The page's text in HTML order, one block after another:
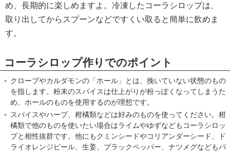
め、長期的に楽しめますよ。冷凍したコーラシロップは、
取り出してからスプーンなどですくい取ると簡単に飲めま
す。
コーラシロップ作りでのポイント
クローブやカルダモンの「ホール」とは、挽いていない状態のもの
を指します。粉末のスパイスは仕上がりが粉っぽくなってしまうた
め、ホールのものを使用するのが理想です。
スパイスやハーブ、柑橘類などは好みのものを使ってください。柑
橘類で他のものを使いたい場合はライムやゆずなどもコーラシロッ
プと相性抜群です。他にもクミンシードやコリアンダーシード、ド
ライオレンジピール、生姜、ブラックペッパー、ナツメグなどもパ